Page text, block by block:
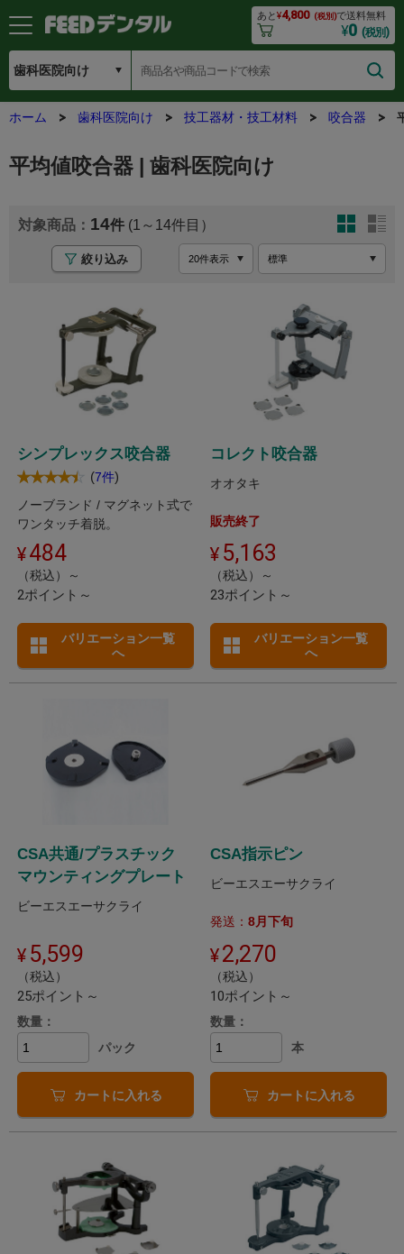
あと¥4,800 (税別)で送料無料
¥0 (税別)
ホーム 歯科医院向け 技工器材・技工材料 咬合器
平均値咬合器 | 歯科医院向け
14 (1～14
絞り込み
シンプレックス咬合器
(7件)
ノーブランド / マグネット式で
ワンタッチ着脱。
484
（税込）～
2ポイント～
バリエーション一覧
へ
コレクト咬合器
オオタキ
販売終了
5,163
（税込）～
23ポイント～
バリエーション一覧
へ
CSA共通/プラスチック
マウンティングプレート
ビーエスエーサクライ
5,599
（税込）
25ポイント～
数量：
パック
カートに入れる
CSA指示ピン
ビーエスエーサクライ
発送： 8月下旬
2,270
（税込）
10ポイント～
数量：
本
カートに入れる